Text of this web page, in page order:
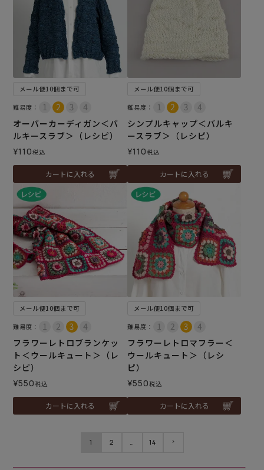
メール便10個まで可
難易度：
オーバーカーディガン＜バ
ルキースラブ＞（レシピ）
¥110税込
カートに入れる
メール便10個まで可
難易度：
シンプルキャップ＜バルキ
ースラブ＞（レシピ）
¥110税込
カートに入れる
メール便10個まで可
難易度：
フラワーレトロブランケッ
ト＜ウールキュート＞（レ
シピ）
¥550税込
カートに入れる
メール便10個まで可
難易度：
フラワーレトロマフラー＜
ウールキュート＞（レシ
ピ）
¥550税込
カートに入れる
1 2 … 14